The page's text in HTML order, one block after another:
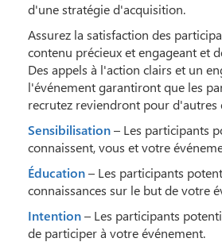
d'une stratégie d'acquisition.
Assurez la satisfaction des
contenu précieux et engageant et
Des appels à l'action clairs et un
l'événement garantiront que les
recrutez reviendront pour d'autres
Sensibilisation– Les participants
connaissent, vous et votre
Éducation– Les participants
connaissances sur le but de votre
Intention– Les participants
de participer à votre événement.